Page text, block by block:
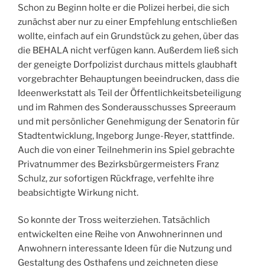
Schon zu Beginn holte er die Polizei herbei, die sich
zunächst aber nur zu einer Empfehlung entschließen
wollte, einfach auf ein Grundstück zu gehen, über das
die BEHALA nicht verfügen kann. Außerdem ließ sich
der geneigte Dorfpolizist durchaus mittels glaubhaft
vorgebrachter Behauptungen beeindrucken, dass die
Ideenwerkstatt als Teil der Öffentlichkeitsbeteiligung
und im Rahmen des Sonderausschusses Spreeraum
und mit persönlicher Genehmigung der Senatorin für
Stadtentwicklung, Ingeborg Junge-Reyer, stattfinde.
Auch die von einer Teilnehmerin ins Spiel gebrachte
Privatnummer des Bezirksbürgermeisters Franz
Schulz, zur sofortigen Rückfrage, verfehlte ihre
beabsichtigte Wirkung nicht.
So konnte der Tross weiterziehen. Tatsächlich
entwickelten eine Reihe von Anwohnerinnen und
Anwohnern interessante Ideen für die Nutzung und
Gestaltung des Osthafens und zeichneten diese